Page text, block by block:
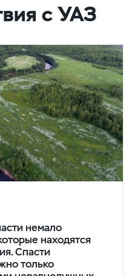
с УАЗ
немало
находятся
Спасти
только